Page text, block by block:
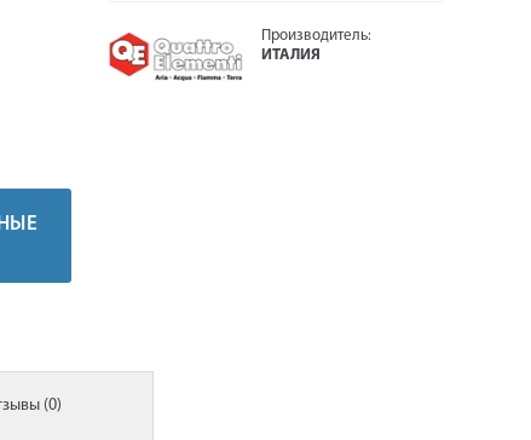
Производитель:
ИТАЛИЯ
(0)